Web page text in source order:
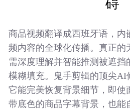
商品视频翻译成西班牙语，内
频内容的全球化传播。真正
需深度理解并智能推测被遮挡
模糊填充。鬼手剪辑的顶尖AI
它能完美恢复背景细节，即使
带底色的商品字幕背景，也能